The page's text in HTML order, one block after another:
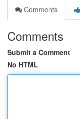
Comments
Comments
Submit a Comment
No HTML